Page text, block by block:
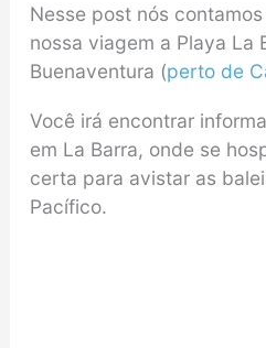
Nesse post nós
nossa viagem a Playa La
Buenaventura (perto de
Você irá encontrar
em La Barra, onde se
certa para avistar as
Pacífico.